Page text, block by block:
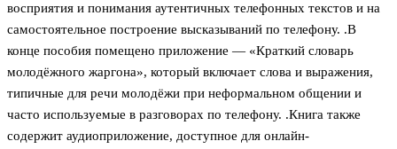
восприятия и понимания аутентичных телефонных текстов и на
самостоятельное построение высказываний по телефону. .В
конце пособия помещено приложение — «Краткий словарь
молодёжного жаргона», который включает слова и выражения,
типичные для речи молодёжи при неформальном общении и
часто используемые в разговорах по телефону. .Книга также
содержит аудиоприложение, доступное для онлайн-